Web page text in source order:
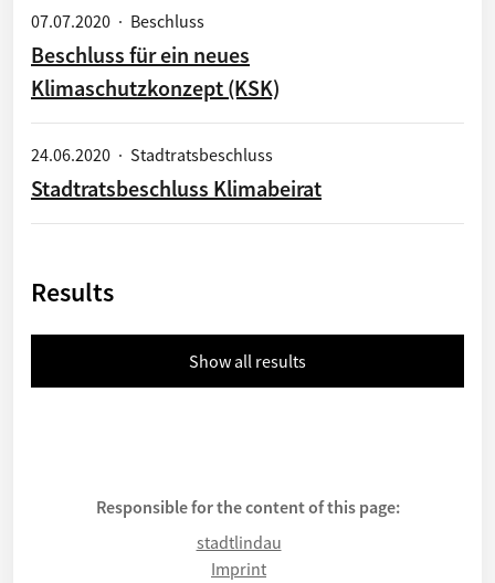
07.07.2020 · Beschluss
Beschluss für ein neues
Klimaschutzkonzept (KSK)
24.06.2020 · Stadtratsbeschluss
Stadtratsbeschluss Klimabeirat
Results
Show all results
Responsible for the content of this page:
stadtlindau
Imprint